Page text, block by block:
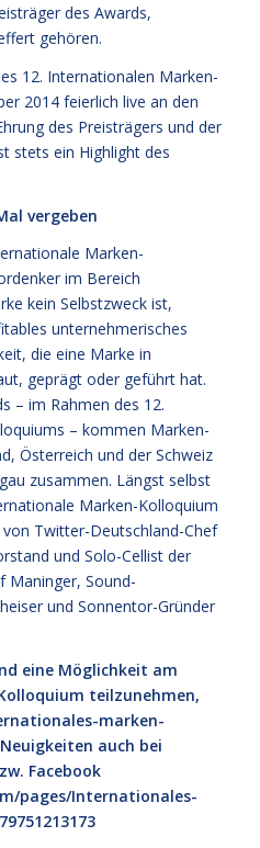
des Awards,
gehören.
12. Internationalen Marken-
2014 feierlich live an den
des Preisträgers und der
stets ein Highlight des
vergeben
Marken-
im Bereich
kein Selbstzweck ist,
unternehmerisches
die eine Marke in
geprägt oder geführt hat.
– im Rahmen des 12.
– kommen Marken-
Österreich und der Schweiz
zusammen. Längst selbst
Marken-Kolloquium
Twitter-Deutschland-Chef
und Solo-Cellist der
Maninger, Sound-
und Sonnentor-Gründer
eine Möglichkeit am
teilzunehmen,
marken-
auch bei
Facebook
pages/Internationales-